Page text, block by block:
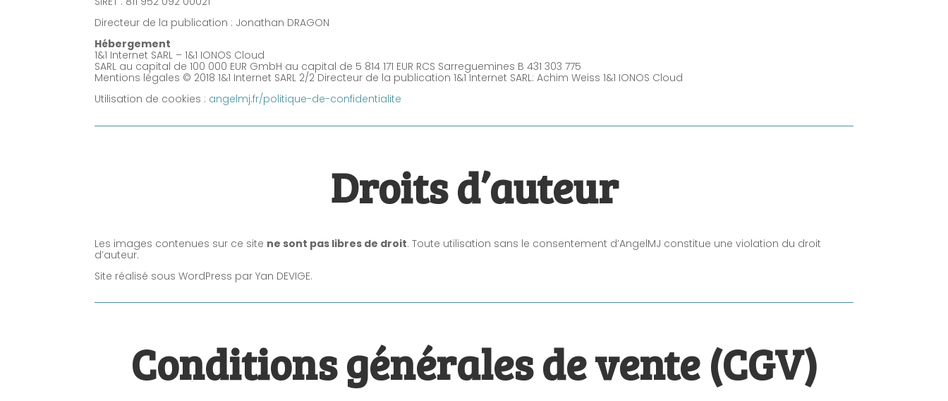
Directeur de la publication : Jonathan DRAGON
Hébergement
1&1 Internet SARL – 1&1 IONOS Cloud
SARL au capital de 100 000 EUR GmbH au capital de 5 814 171 EUR RCS Sarreguemines B 431 303 775
Mentions légales © 2018 1&1 Internet SARL 2/2 Directeur de la publication 1&1 Internet SARL: Achim Weiss 1&1 IONOS Cloud
Utilisation de cookies : angelmj.fr/politique-de-confidentialite
Droits d’auteur
Les images contenues sur ce site ne sont pas libres de droit. Toute utilisation sans le consentement d’AngelMJ constitue une violation du droit
d’auteur.
Site réalisé sous WordPress par Yan DEVIGE.
Conditions générales de vente (CGV)